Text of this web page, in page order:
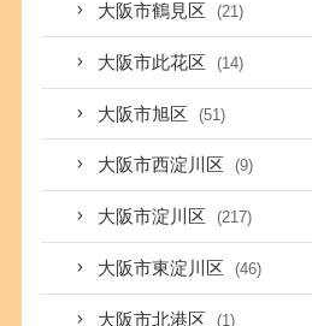
大阪市鶴見区 (21)
大阪市此花区 (14)
大阪市旭区 (51)
大阪市西淀川区 (9)
大阪市淀川区 (217)
大阪市東淀川区 (46)
大阪市北港区 (1)